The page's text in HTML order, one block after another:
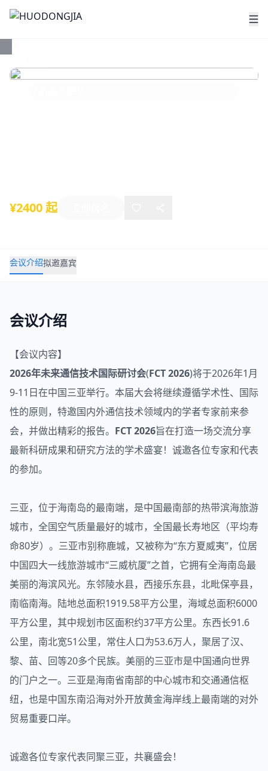
¥2400 起
会议介绍拟邀嘉宾
会议介绍
【会议内容】
2026年未来通信技术国际研讨会(FCT 2026)将于2026年1月
9-11日在中国三亚举行。本届大会将继续遵循学术性、国际
性的原则，特邀国内外通信技术领域内的学者专家前来参
会，并做出精彩的报告。 FCT 2026旨在打造一场交流分享
最新科研成果和研究方法的学术盛宴！诚邀各位专家和代表
的参加。
三亚，位于海南岛的最南端，是中国最南部的热带滨海旅游
城市，全国空气质量最好的城市，全国最长寿地区（平均寿
命80岁）。三亚市别称鹿城，又被称为“东方夏威夷”，位居
中国四大一线旅游城市“三威杭厦”之首，它拥有全海南岛最
美丽的海滨风光。东邻陵水县，西接乐东县，北毗保亭县，
南临南海。陆地总面积1919.58平方公里，海域总面积6000
平方公里，其中规划市区面积约37平方公里。东西长91.6
公里，南北宽51公里，常住人口为53.6万人，聚居了汉、
黎、苗、回等20多个民族。美丽的三亚市是中国通向世界
的门户之一。三亚是海南省南部的中心城市和交通通信枢
纽，也是中国东南沿海对外开放黄金海岸线上最南端的对外
贸易重要口岸。
诚邀各位专家代表同聚三亚，共襄盛会！